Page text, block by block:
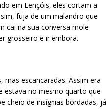
em Lençóis, eles cortam a
fuja de um malandro que
cai na sua conversa mole
grosseiro e ir embora.
mas escancaradas. Assim era
estava no mesmo quarto que
cheio de insígnias bordadas, já